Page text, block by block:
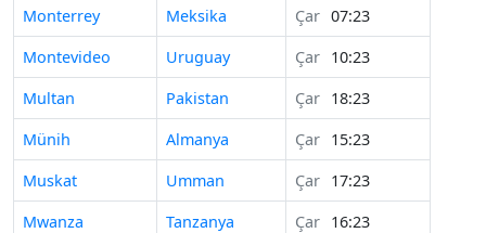
Monterrey
Meksika Çar 07:23
Montevideo
Uruguay Çar 10:23
Multan
Pakistan Çar 18:23
Münih
Almanya Çar 15:23
Muskat
Umman Çar 17:23
Mwanza
Tanzanya Çar 16:23